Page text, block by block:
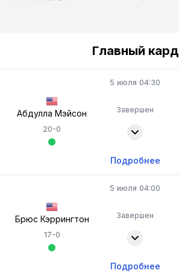
Главный кард
5 июля 04:30
Абдулла Мэйсон
20-0
Завершен
Подробнее
5 июля 04:00
Брюс Кэррингтон
17-0
Завершен
Подробнее